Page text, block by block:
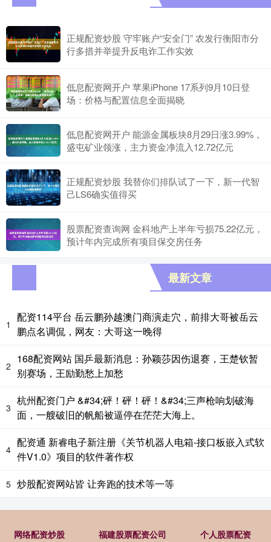
正规配资炒股 守牢账户“安全门” 农发行衡阳市分
行多措并举提升反电诈工作实效
低息配资网开户 苹果iPhone 17系列9月10日登
场：价格与配置信息全面揭晓
低息配资网开户 能源金属板块8月29日涨3.99%，
盛屯矿业领涨，主力资金净流入12.72亿元
正规配资炒股 我替你们排队试了一下，新一代智
己LS6确实值得买
股票配资查询网 金科地产上半年亏损75.22亿元，
预计年内完成所有项目保交房任务
最新文章
1
配资114平台 岳云鹏孙越澳门商演走穴，前排大哥被岳云
鹏点名调侃，网友：大哥这一晚得
2
168配资网站 国乒最新消息：孙颖莎因伤退赛，王楚钦暂
别赛场，王励勤愁上加愁
3
杭州配资门户 &#34;砰！砰！砰！&#34;三声枪响划破海
面，一艘破旧的帆船被逼停在茫茫大海上。
4
配资通 新睿电子新注册《关节机器人电箱-接口板嵌入式软
件V1.0》项目的软件著作权
5 炒股配资网站皆 让奔跑的技术等一等
网络配资炒股 福建股票配资公司 个人股票配资